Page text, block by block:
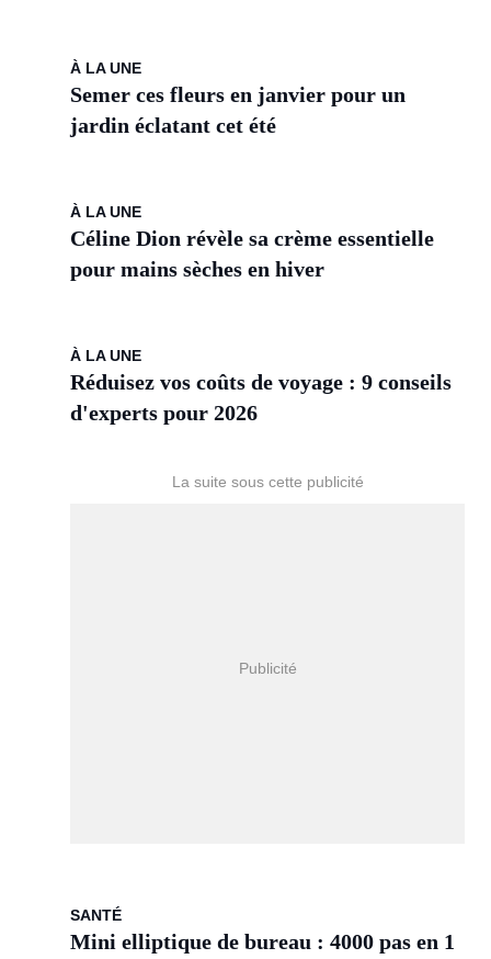
À LA UNE
Semer ces fleurs en janvier pour un
jardin éclatant cet été
À LA UNE
Céline Dion révèle sa crème essentielle
pour mains sèches en hiver
À LA UNE
Réduisez vos coûts de voyage : 9 conseils
d'experts pour 2026
SANTÉ
Mini elliptique de bureau : 4000 pas en 1